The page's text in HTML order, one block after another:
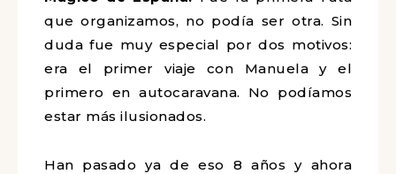
que organizamos, no podía ser otra. Sin
duda fue muy especial por dos motivos:
era el primer viaje con Manuela y el
primero en autocaravana. No podíamos
estar más ilusionados.
Han pasado ya de eso 8 años y ahora